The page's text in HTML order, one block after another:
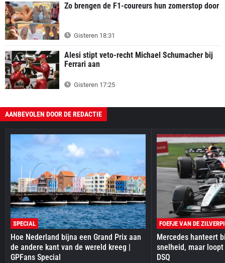
Zo brengen de F1-coureurs hun zomerstop door
Gisteren 18:31
Alesi stipt veto-recht Michael Schumacher bij
Ferrari aan
Gisteren 17:25
AANBEVOLEN DOOR DE REDACTIE
SPECIAL
Hoe Nederland bijna een Grand Prix aan
de andere kant van de wereld kreeg |
GPFans Special
FOEFJE VAN DE
Mercedes hanteert
snelheid, maar
DSQ